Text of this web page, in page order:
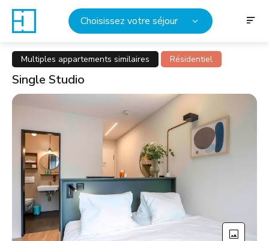
Choisissez votre séjour
Multiples appartements similaires Résidentiel
Single Studio